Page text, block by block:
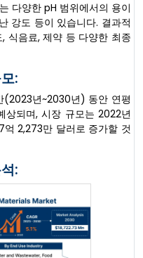
다양한 pH 범위에서의 용이
강도 등이 있습니다. 결과적
식음료, 제약 등 다양한 최종
:
(2023년~2030년) 동안 연평
상되며, 시장 규모는 2022년
2,273만 달러로 증가할 것
: